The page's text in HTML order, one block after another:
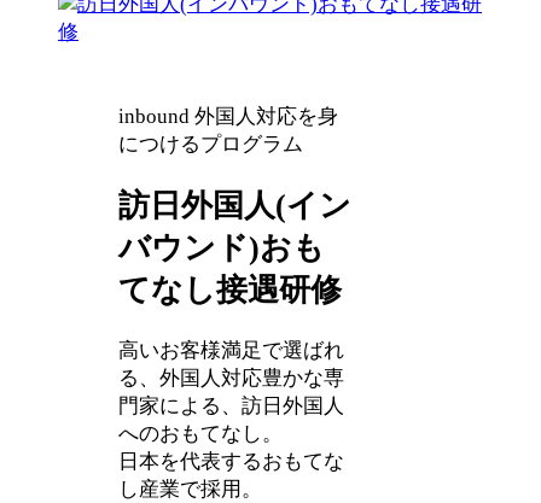
inbound 外国人対応を身
につけるプログラム
訪日外国人(イン
バウンド)おも
てなし接遇研修
⾼いお客様満⾜で選ばれ
る、外国人対応豊かな専
⾨家による、訪日外国人
へのおもてなし。
日本を代表するおもてな
し産業で採用。